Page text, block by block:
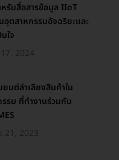
รับสื่อสารข้อมูล IIoT
ตสาหกรรมอัจฉริยะและ
ใจ
2024
นต์ลำเลียงสินค้าใน
รม ที่ทำงานร่วมกับ
21, 2023